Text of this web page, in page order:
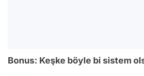
Bonus: Keşke böyle bi sistem